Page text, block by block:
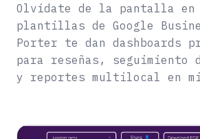
Olvídate de la pantalla en
plantillas de Google
Porter te dan dashboards
para reseñas, seguimiento
y reportes multilocal en